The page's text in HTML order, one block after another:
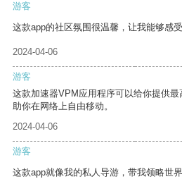
游客
这款app的社区氛围很温馨，让我能够感受
2024-04-06
游客
这款加速器VPM应用程序可以给你提供
助你在网络上自由移动。
2024-04-06
游客
这款app就像我的私人导游，带我领略世界